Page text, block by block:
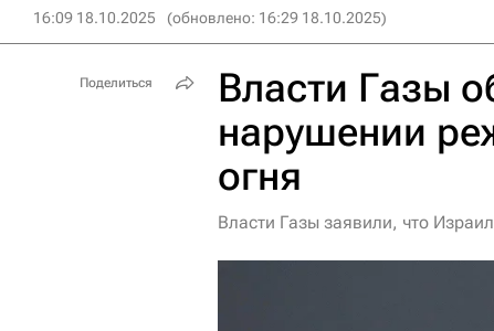
16:09 18.10.2025 (обновлено: 16:29 18.10.2025)
Власти Газы
нарушении
огня
Власти Газы заявили, что
Поделиться